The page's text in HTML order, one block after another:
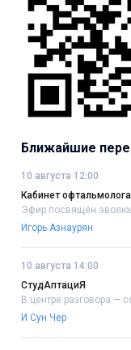
Ближайшие
10 августа 12:00
Кабинет офтальмолога
Эфир посвящён
Игорь Азнаурян
10 августа 14:00
СтудАптациЯ
В центре разговора —
И Сун Чер